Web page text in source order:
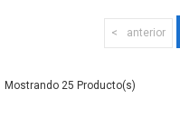
anterior
25